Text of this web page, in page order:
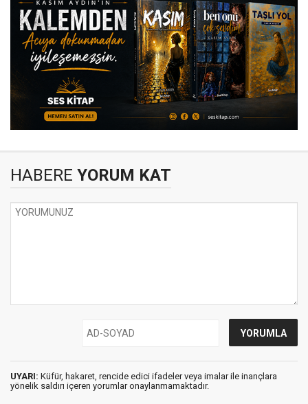
HABERE YORUM KAT
UYARI: Küfür, hakaret, rencide edici ifadeler veya imalar ile inançlara
yönelik saldırı içeren yorumlar onaylanmamaktadır.